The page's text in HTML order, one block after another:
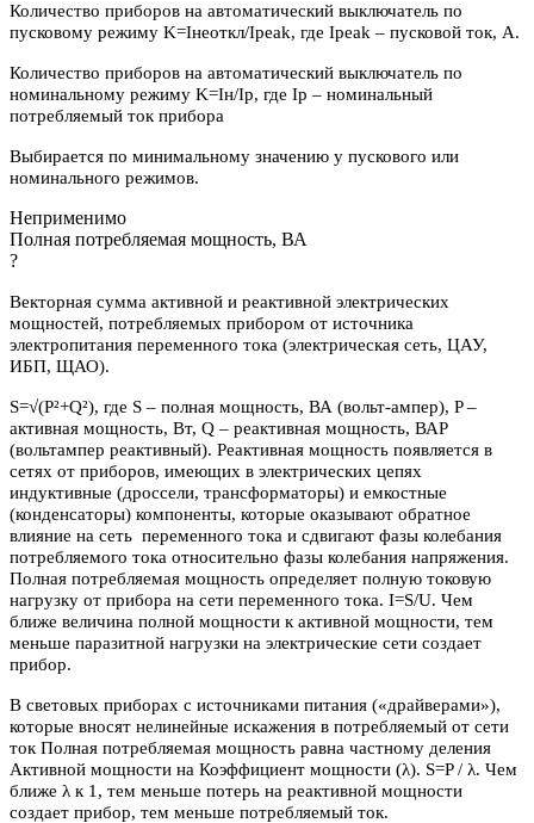
Количество приборов на автоматический выключатель по
пусковому режиму K=Iнеоткл/Ipeak, где Ipeak – пусковой ток, А.
Количество приборов на автоматический выключатель по
номинальному режиму K=Iн/Iр, где Iр – номинальный
потребляемый ток прибора
Выбирается по минимальному значению у пускового или
номинального режимов.
Неприменимо
Полная потребляемая мощность, ВА
?
Векторная сумма активной и реактивной электрических
мощностей, потребляемых прибором от источника
электропитания переменного тока (электрическая сеть, ЦАУ,
ИБП, ЩАО).
S=√(P²+Q²), где S – полная мощность, ВА (вольт-ампер), P –
активная мощность, Вт, Q – реактивная мощность, ВАР
(вольтампер реактивный). Реактивная мощность появляется в
сетях от приборов, имеющих в электрических цепях
индуктивные (дроссели, трансформаторы) и емкостные
(конденсаторы) компоненты, которые оказывают обратное
влияние на сеть переменного тока и сдвигают фазы колебания
потребляемого тока относительно фазы колебания напряжения.
Полная потребляемая мощность определяет полную токовую
нагрузку от прибора на сети переменного тока. I=S/U. Чем
ближе величина полной мощности к активной мощности, тем
меньше паразитной нагрузки на электрические сети создает
прибор.
В световых приборах с источниками питания («драйверами»),
которые вносят нелинейные искажения в потребляемый от сети
ток Полная потребляемая мощность равна частному деления
Активной мощности на Коэффициент мощности (λ). S=P / λ. Чем
ближе λ к 1, тем меньше потерь на реактивной мощности
создает прибор, тем меньше потребляемый ток.